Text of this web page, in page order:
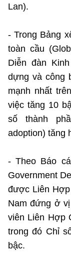
Lan).
- Trong Bảng
toàn cầu
Diễn đàn
dựng và công
mạnh nhất
việc tăng 10
số thành
adoption) tăng
- Theo Báo
Government
được Liên Hợp
Nam đứng ở
viên Liên Hợp
trong đó Chỉ
bậc.